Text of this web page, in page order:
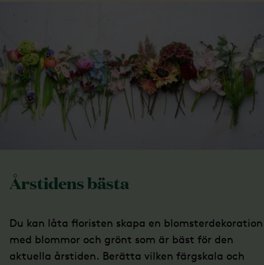
Årstidens bästa
Du kan låta floristen skapa en blomsterdekoration
med blommor och grönt som är bäst för den
aktuella årstiden. Berätta vilken färgskala och